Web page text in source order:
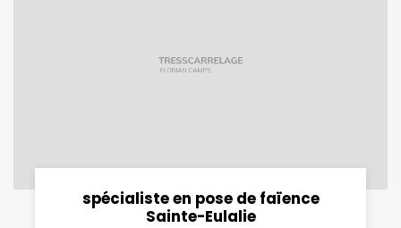
spécialiste en pose de faïence
Sainte-Eulalie